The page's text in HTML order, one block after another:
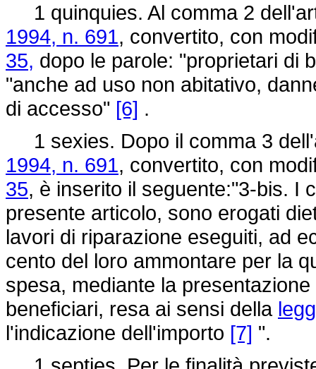
1 quinquies. Al comma 2
1994, n. 691, convertito, con
35, dopo le parole: "proprietari di
"anche ad uso non abitativo,
di accesso" [6] .
1 sexies. Dopo il comma 3
1994, n. 691, convertito, con
35, è inserito il seguente:"3-bis. I
presente articolo, sono erogati
lavori di riparazione eseguiti, ad
cento del loro ammontare per la
spesa, mediante la
beneficiari, resa ai sensi della
l'indicazione dell'importo [7] ".